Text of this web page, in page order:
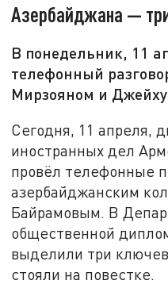
Азербайджана —
В понедельник, 11
телефонный
Мирзояном и
Сегодня, 11 апреля,
иностранных дел
провёл телефонные
азербайджанским
Байрамовым. В
общественной
выделили три
стояли на повестке.